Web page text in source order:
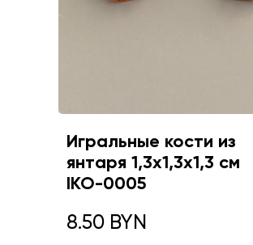
Игральные кости из
янтаря 1,3х1,3х1,3 см
IKO-0005
8.50 BYN